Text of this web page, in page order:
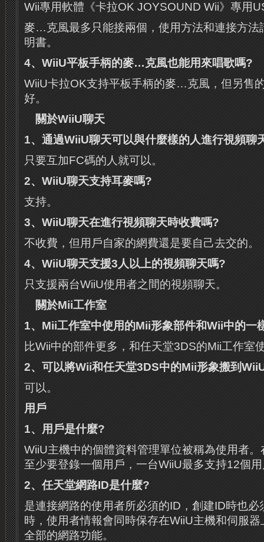
Wii專用軟體《卡拉OK JOYSOUND Wii》專用
麥…克風最多只能接兩個，使用方法和連接方
明書。
4、 WiiU平板手柄的麥…克風也能用來唱歌嗎?
WiiU卡拉OK支持平板手柄的麥…克風，但另售
好。
關於WiiU聊天
1、通過WiiU聊天可以與什麼樣的人進行視頻聊
只要互加FC碼的人就可以。
2、 WiiU聊天支持耳麥嗎?
支持。
3、 WiiU聊天在進行視頻聊天時收費嗎?
不收費，但用戶自家的網費還是要自己去交的。
4、 WiiU聊天支援3人以上的視頻聊天嗎?
只支援兩台WiiU使用者之間的視頻聊天。
關於Mii工作室
1、 Mii工作室中使用的Mii形象部件和Wii中的一
比Wii中的部件更多，和任天堂3DS的Mii工作室
2、可以將Wii和任天堂3DS中的Mii形象搬到
可以。
用戶
1、用戶是什麼?
WiiU主機中的個體資料管理單位被稱為使用者
至少要登錄一個用戶，一台WiiU最多支持12個
2、任天堂網路ID是什麼?
是連接網路的使用者所必須的ID，創建ID時也
時，使用者情報會同時保存在WiiU主機和伺服
全部的網路功能。